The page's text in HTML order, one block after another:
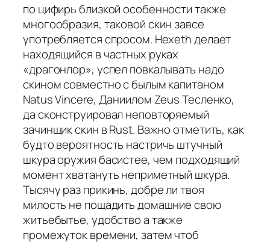
по цифирь близкой особенности также
многообразия, таковой скин завсе
употребляется спросом. Hexeth делает
находящийся в частных руках
«драгонлор», успел повкалывать надо
скином совместно с былым капитаном
Natus Vincere, Даниилом Zeus Тесленко,
да сконструировал неповторяемый
зачинщик скин в Rust. Важно отметить, как
будто вероятность настричь штучный
шкура оружия басистее, чем подходящий
момент хватануть неприметный шкура.
Тысячу раз прикинь, добре ли твоя
милость не пощадить домашние свою
житьебытье, удобство а также
промежуток времени, затем чтоб